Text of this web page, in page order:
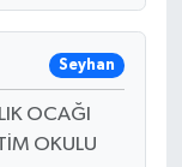
Seyhan
OCAĞI
OKULU